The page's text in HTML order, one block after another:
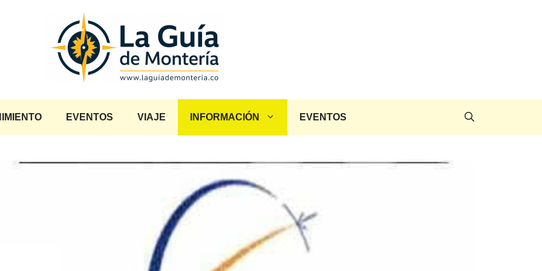
EVENTOS VIAJE INFORMACIÓN EVENTOS